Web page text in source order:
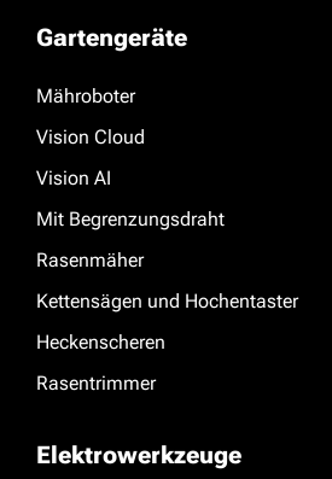
Gartengeräte
Mähroboter
Vision Cloud
Vision AI
Mit Begrenzungsdraht
Rasenmäher
Kettensägen und Hochentaster
Heckenscheren
Rasentrimmer
Elektrowerkzeuge